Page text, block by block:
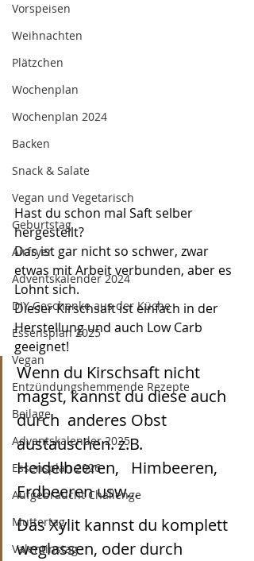
Vorspeisen
Weihnachten
Plätzchen
Wochenplan
Wochenplan 2024
Backen
Snack & Salate
Vegan und Vegetarisch
Geburtstag
Airfryer
Adventskalender 2024
DIY Geschenke aus der Küche
Essensplan 2025
Vegan
Entzündungshemmende Rezepte
Beilage
Adventskalender 2025
Essensplan 2026
Aufgebraucht Challenge
Muttertag
Valentinstag
Hast du schon mal Saft selber
hergestellt?
Das ist gar nicht so schwer, zwar
etwas mit Arbeit verbunden, aber es
Lohnt sich.
Dieser Kirschsaft ist einfach in der
Herstellung und auch Low Carb
geeignet!
Wenn du Kirschsaft nicht
magst, kannst du diese auch
durch  anderes Obst
austauschen. z.B.
Heidelbeeren,   Himbeeren,
Erdbeeren usw...
Das Xylit kannst du komplett
weglassen, oder durch